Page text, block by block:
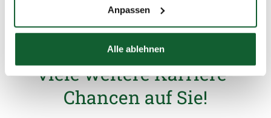
Anpassen
Alle ablehnen
Aber keine Sorge, im
Steuerring warten noch
viele weitere Karriere-
Chancen auf Sie!